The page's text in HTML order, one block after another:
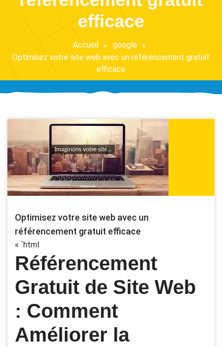
efficace
Accueil
google
Optimisez votre site web avec un référencement gratuit
efficace
Optimisez votre site web avec un
référencement gratuit efficace
« `html
Référencement
Gratuit de Site Web
: Comment
Améliorer la